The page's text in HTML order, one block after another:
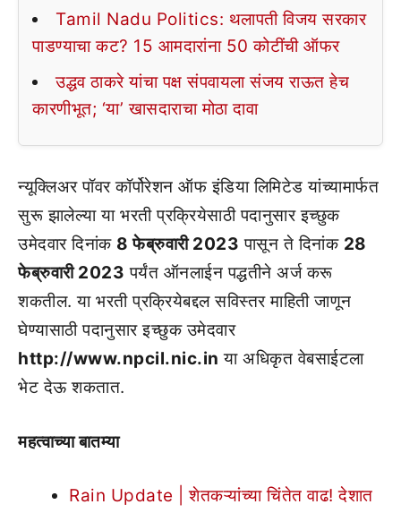
Tamil Nadu Politics: थलापती विजय सरकार
पाडण्याचा कट? 15 आमदारांना 50 कोटींची ऑफर
उद्धव ठाकरे यांचा पक्ष संपवायला संजय राऊत हेच
कारणीभूत; ‘या’ खासदाराचा मोठा दावा
न्यूक्लिअर पॉवर कॉर्पोरेशन ऑफ इंडिया लिमिटेड यांच्यामार्फत
सुरू झालेल्या या भरती प्रक्रियेसाठी पदानुसार इच्छुक
उमेदवार दिनांक 8 फेब्रुवारी 2023 पासून ते दिनांक 28
फेब्रुवारी 2023 पर्यंत ऑनलाईन पद्धतीने अर्ज करू
शकतील. या भरती प्रक्रियेबद्दल सविस्तर माहिती जाणून
घेण्यासाठी पदानुसार इच्छुक उमेदवार
http://www.npcil.nic.in या अधिकृत वेबसाईटला
भेट देऊ शकतात.
महत्वाच्या बातम्या
Rain Update | शेतकऱ्यांच्या चिंतेत वाढ! देशात